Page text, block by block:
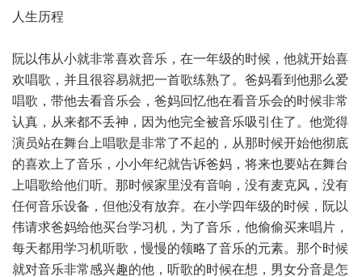
人生历程
阮以伟从小就非常喜欢音乐，在一年级的时候，他就开始喜
欢唱歌，并且很容易就把一首歌练熟了。爸妈看到他那么爱
唱歌，带他去看音乐会，爸妈回忆他在看音乐会的时候非常
认真，从来都不丢神，因为他完全被音乐吸引住了。他觉得
演员站在舞台上唱歌是非常了不起的，从那时候开始他彻底
的喜欢上了音乐，小小年纪就告诉爸妈，将来也要站在舞台
上唱歌给他们听。那时候家里没有音响，没有麦克风，没有
任何音乐设备，但他没有放弃。在小学四年级的时候，阮以
伟请求爸妈给他买台学习机，为了音乐，他偷偷买来唱片，
每天都用学习机听歌，慢慢的领略了音乐的元素。那个时候
就对音乐非常感兴趣的他，听歌的时候在想，男女分音是怎